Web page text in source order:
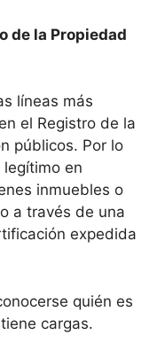
de la Propiedad
líneas más
el Registro de la
públicos. Por lo
en
inmuebles o
a través de una
expedida
quién es
cargas.